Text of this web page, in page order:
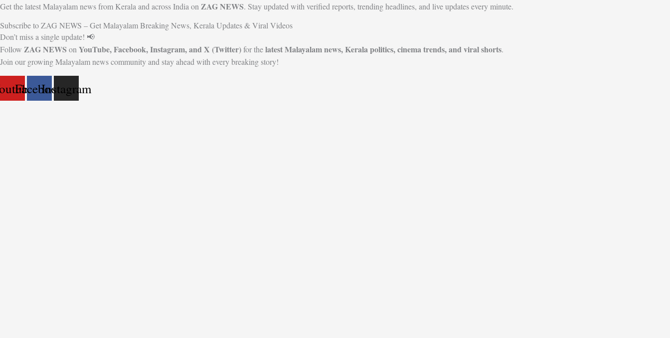
Get the latest Malayalam news from Kerala and across India on ZAG NEWS. Stay updated with verified reports, trending headlines, and live updates every minute.
Subscribe to ZAG NEWS – Get Malayalam Breaking News, Kerala Updates & Viral Videos
Don’t miss a single update! 📢
Follow ZAG NEWS on YouTube, Facebook, Instagram, and X (Twitter)for thelatest Malayalam news, Kerala politics, cinema trends, and viral shorts.
Join our growing Malayalam news community and stay ahead with every breaking story!
FacebookInstagram